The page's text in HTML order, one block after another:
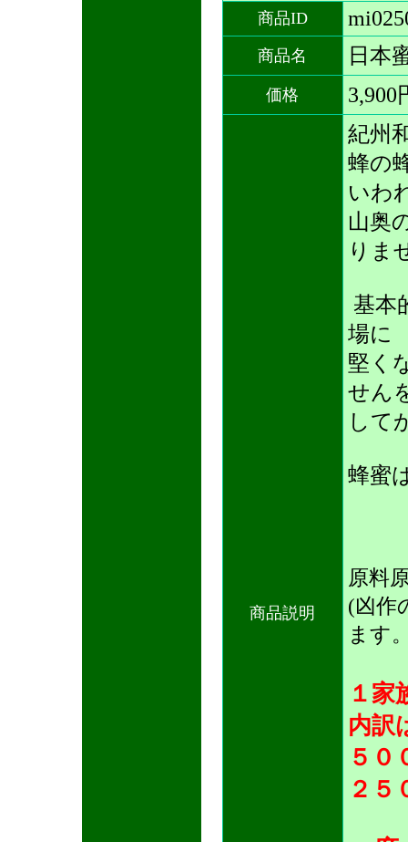
商品ID
商品名 日本
価格 3,900
商品説明
紀州
蜂の
いわ
山奥
りま
基本
場に
堅く
せん
して
蜂蜜
原料
(凶作
ます
１
内訳
５０
２５